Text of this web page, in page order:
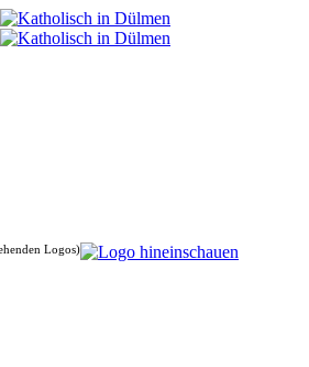
Logos)